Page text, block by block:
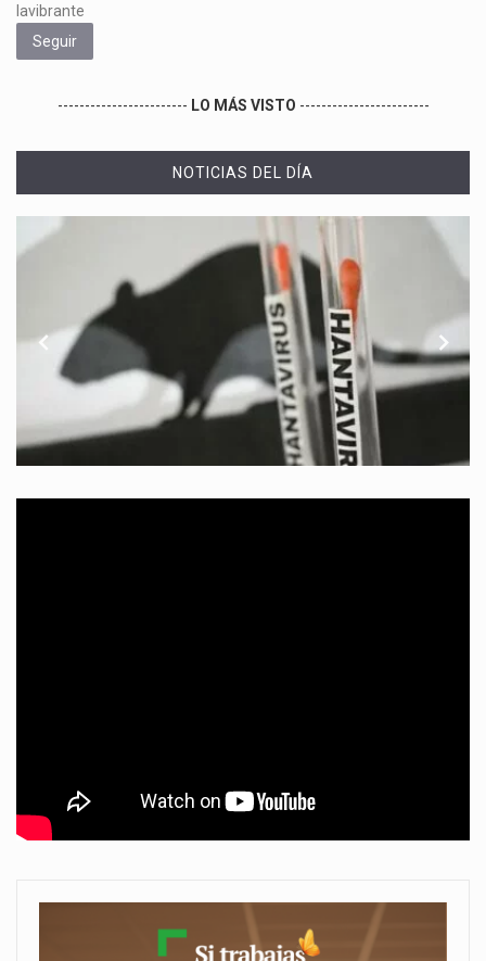
lavibrante
Seguir
------------------------ LO MÁS VISTO ------------------------
NOTICIAS DEL DÍA